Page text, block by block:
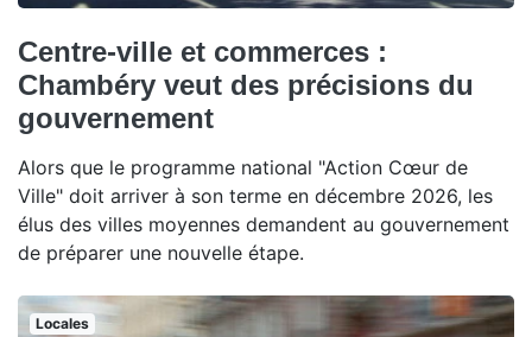
Centre-ville et commerces :
Chambéry veut des précisions du
gouvernement
Alors que le programme national "Action Cœur de
Ville" doit arriver à son terme en décembre 2026, les
élus des villes moyennes demandent au gouvernement
de préparer une nouvelle étape.
Locales